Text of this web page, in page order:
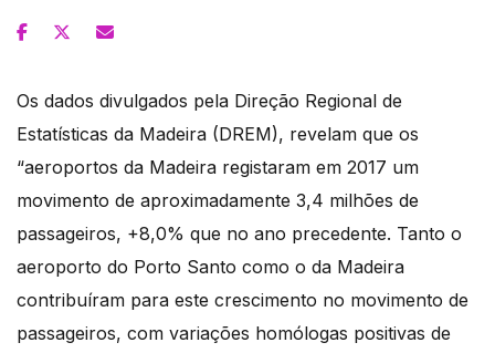
Os dados divulgados pela Direção Regional de
Estatísticas da Madeira (DREM), revelam que os
“aeroportos da Madeira registaram em 2017 um
movimento de aproximadamente 3,4 milhões de
passageiros, +8,0% que no ano precedente. Tanto o
aeroporto do Porto Santo como o da Madeira
contribuíram para este crescimento no movimento de
passageiros, com variações homólogas positivas de